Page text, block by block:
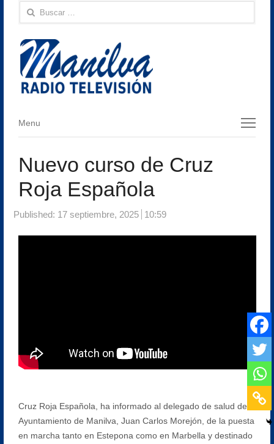
Buscar:
Menu
Menu
Nuevo curso de Cruz
Roja Española
Published: 17 septiembre, 2025 10:59
Cruz Roja Española, ha informado al delegado de salud del
Ayuntamiento de Manilva, Juan Carlos Morejón, de la puesta
en marcha tanto en Estepona como en Marbella y destinado